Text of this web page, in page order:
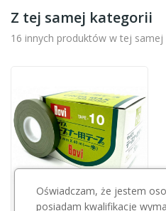
Z tej samej kategorii
16 innych produktów w tej samej
Oświadczam, że jestem
posiadam kwalifikacje